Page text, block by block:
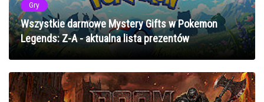
Gry
Wszystkie darmowe Mystery Gifts w Pokemon
Legends: Z-A - aktualna lista prezentów